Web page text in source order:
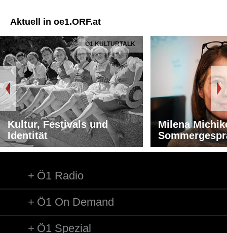
Aktuell in oe1.ORF.at
Ö1 KULTURTALK
Kultur, Festivals und
Identität
Milena
Ö1 Radio
Ö1 On Demand
Ö1 Spezial